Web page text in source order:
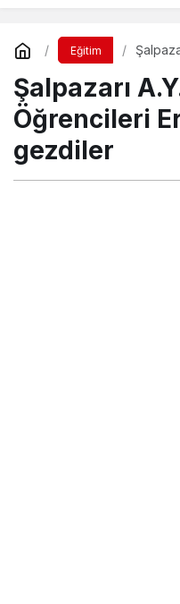
Eğitim
Şalpazarı
Öğrencileri
gezdiler